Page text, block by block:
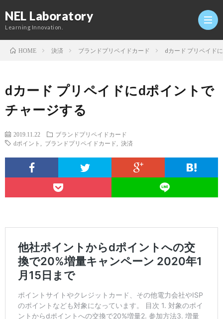
NEL Laboratory
Learning Innovation.
HOME 決済 ブランドプリペイドカード dカード プリペイド
dカード プリペイドにdポイントで
チャージする
2019.11.22
ブランドプリペイドカード
dポイント
ブランドプリペイドカード 決済